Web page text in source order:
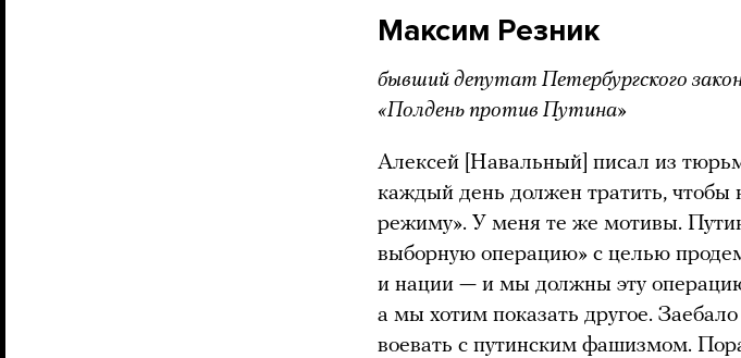
Максим Резник
бывший депутат Петербургского
«Полдень против Путина»
Алексей [Навальный] писал из
каждый день должен тратить, чтобы
режиму». У меня те же мотивы.
выборную операцию» с целью
и нации — и мы должны эту
а мы хотим показать другое.
воевать с путинским фашизмом.